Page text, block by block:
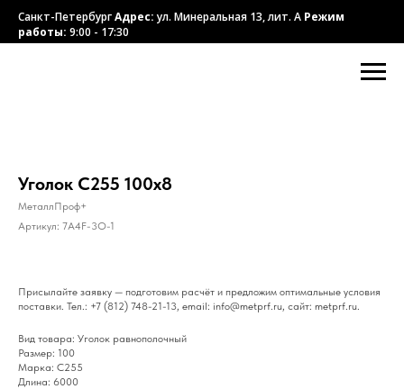
Санкт-ПетербургАдрес:ул. Минеральная 13, лит. А Режим
работы: 9:00 - 17:30
Уголок С255 100х8
МеталлПроф+
Артикул: 7A4F-3O-1
Присылайте заявку — подготовим расчёт и предложим оптимальные условия
поставки. Тел.: +7 (812) 748-21-13, email: info@metprf.ru, сайт: metprf.ru.
Вид товара: Уголок равнополочный
Размер: 100
Марка: С255
Длина: 6000